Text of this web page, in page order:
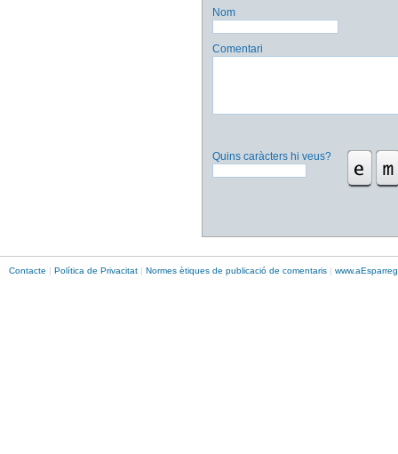
Nom
Comentari
Quins caràcters hi veus?
Contacte | Política de Privacitat | Normes ètiques de publicació de comentaris | www.